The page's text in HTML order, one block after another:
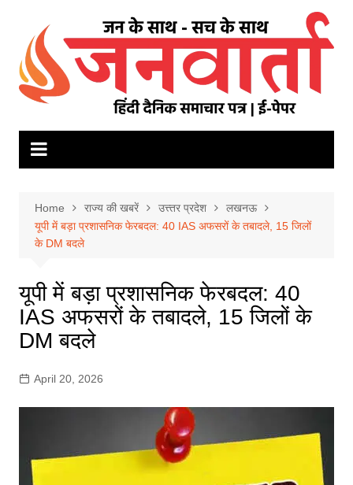
content
Home राज्य की खबरें उत्त्तर प्रदेश
लखनऊ
यूपी में बड़ा प्रशासनिक फेरबदल: 40 IAS अफसरों के तबादले, 15 जिलों
के DM बदले
यूपी में बड़ा प्रशासनिक फेरबदल: 40
IAS अफसरों के तबादले, 15 जिलों के
DM बदले
April 20, 2026